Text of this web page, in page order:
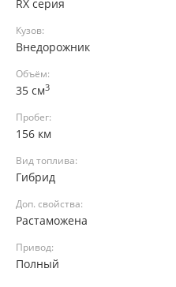
RX серия
Кузов:
Внедорожник
Объём:
35 см3
Пробег:
156 км
Вид топлива:
Гибрид
Доп. свойства:
Растаможена
Привод:
Полный